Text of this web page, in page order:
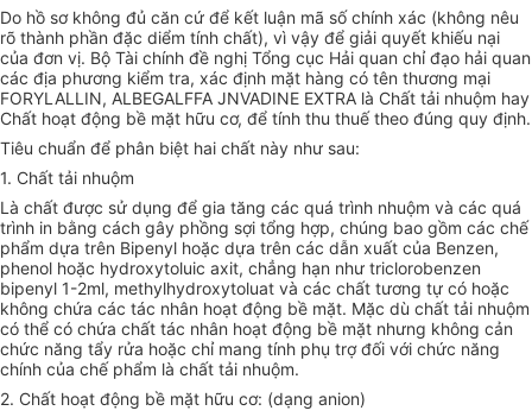
Do hồ sơ không đủ căn cứ để kết luận mã số chính xác (không nêu
rõ thành phần đặc diểm tính chất), vì vậy để giải quyết khiếu nại
của đơn vị. Bộ Tài chính đề nghị Tổng cục Hải quan chỉ đạo hải quan
các địa phương kiểm tra, xác định mặt hàng có tên thương mại
FORYLALLIN, ALBEGALFFA JNVADINE EXTRA là Chất tải nhuộm hay
Chất hoạt động bề mặt hữu cơ, để tính thu thuế theo đúng quy định.
Tiêu chuẩn để phân biệt hai chất này như sau:
1. Chất tải nhuộm
Là chất được sử dụng để gia tăng các quá trình nhuộm và các quá
trình in bằng cách gây phồng sợi tổng hợp, chúng bao gồm các chế
phẩm dựa trên Bipenyl hoặc dựa trên các dẫn xuất của Benzen,
phenol hoặc hydroxytoluic axit, chẳng hạn như triclorobenzen
bipenyl 1-2ml, methylhydroxytoluat và các chất tương tự có hoặc
không chứa các tác nhân hoạt động bề mặt. Mặc dù chất tải nhuộm
có thể có chứa chất tác nhân hoạt động bề mặt nhưng không cản
chức năng tẩy rửa hoặc chỉ mang tính phụ trợ đối với chức năng
chính của chế phẩm là chất tải nhuộm.
2. Chất hoạt động bề mặt hữu cơ: (dạng anion)